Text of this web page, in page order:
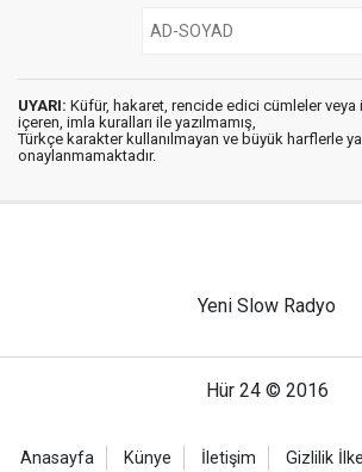
UYARI: Küfür, hakaret, rencide edici cümleler veya
içeren, imla kuralları ile yazılmamış,
Türkçe karakter kullanılmayan ve büyük harflerle
onaylanmamaktadır.
Yeni Slow Radyo
Hür 24 © 2016
Anasayfa Künye İletişim Gizlilik